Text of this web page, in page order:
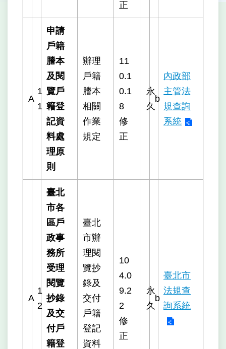
正
A
1
1
申請
戶籍
謄本
及閱
覽戶
籍登
記資
料處
理原
則
辦理
戶籍
謄本
相關
作業
規定
11
0.1
0.1
8
修
正
永
久
b
內政部
主管法
規查詢
系統
A
1
2
臺北
市各
區戶
政事
務所
受理
閱覽
抄錄
及交
付戶
籍登
臺北
市辦
理閱
覽抄
錄及
交付
戶籍
登記
資料
10
4.0
9.2
2
修
正
永
久
b
臺北市
法規查
詢系統